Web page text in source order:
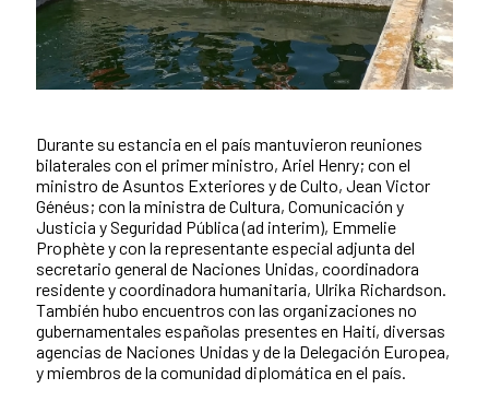
Contenido de la noticia
Durante su estancia en el país mantuvieron reuniones
bilaterales con el primer ministro, Ariel Henry; con el
ministro de Asuntos Exteriores y de Culto, Jean Victor
Généus; con la ministra de Cultura, Comunicación y
Justicia y Seguridad Pública (ad interim), Emmelie
Prophète y con la representante especial adjunta del
secretario general de Naciones Unidas, coordinadora
residente y coordinadora humanitaria, Ulrika Richardson.
También hubo encuentros con las organizaciones no
gubernamentales españolas presentes en Haití, diversas
agencias de Naciones Unidas y de la Delegación Europea,
y miembros de la comunidad diplomática en el país.